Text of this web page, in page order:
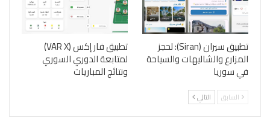
تطبيق سيران (Siran): لحجز
المزارع والشاليهات والسياحة
في سوريا
تطبيق فار إكس (VAR X)
لمتابعة الدوري السوري
ونتائج المباريات
السابق التالي